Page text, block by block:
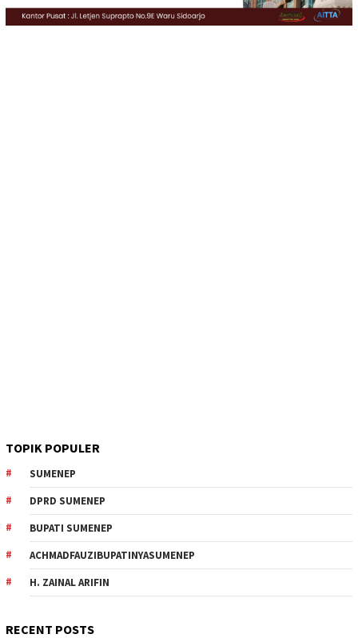
TOPIK POPULER
SUMENEP
DPRD SUMENEP
BUPATI SUMENEP
ACHMADFAUZIBUPATINYASUMENEP
H. ZAINAL ARIFIN
RECENT POSTS